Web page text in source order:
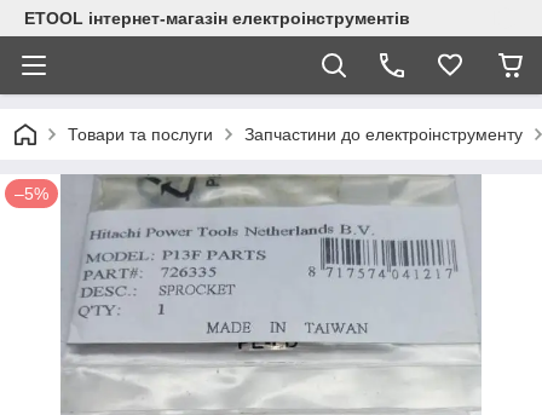
ETOOL інтернет-магазін електроінструментів
Товари та послуги Запчастини до електроінструменту
–5%